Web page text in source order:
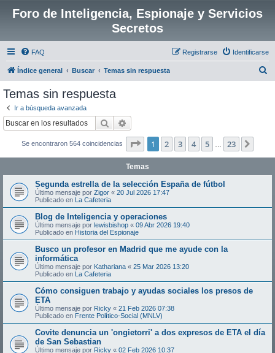
Foro de Inteligencia, Espionaje y Servicios
Secretos
FAQ Identificarse
Registrarse
Índice general Buscar Temas sin respuesta
Temas sin respuesta
Ir a búsqueda avanzada
Buscar
Se encontraron 564 coincidencias Página de 23
1 2 3 4 5 23
Temas
Segunda estrella de la selección España de fútbol
Último mensaje por Zigor « 20 Jul 2026 17:47
Publicado en La Cafeteria
Blog de Inteligencia y operaciones
Último mensaje por lewisbishop « 09 Abr 2026 19:40
Publicado en Historia del Espionaje
Busco un profesor en Madrid que me ayude con la
informática
Último mensaje por Kathariana « 25 Mar 2026 13:20
Publicado en La Cafeteria
Cómo consiguen trabajo y ayudas sociales los presos de
ETA
Último mensaje por Ricky « 21 Feb 2026 07:38
Publicado en Frente Político-Social (MNLV)
Covite denuncia un 'ongietorri' a dos expresos de ETA el día
de San Sebastian
Último mensaje por Ricky « 02 Feb 2026 10:37